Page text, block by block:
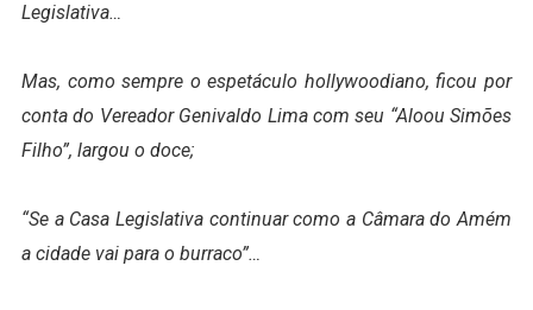
Legislativa…
Mas, como sempre o espetáculo hollywoodiano, ficou por
conta do Vereador Genivaldo Lima com seu “Aloou Simões
Filho”, largou o doce;
“Se a Casa Legislativa continuar como a Câmara do Amém
a cidade vai para o burraco”…